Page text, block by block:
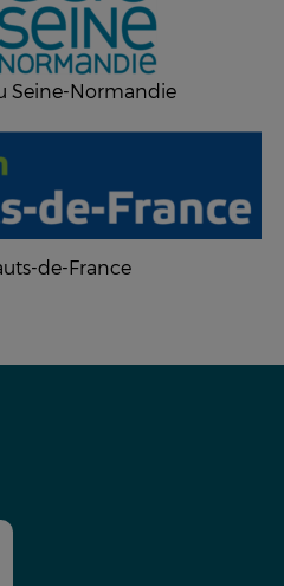
Seine-Normandie
de-France